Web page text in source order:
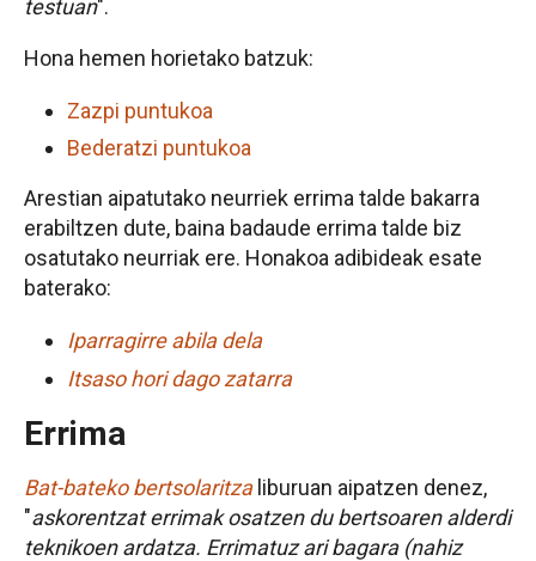
testuan".
Hona hemen horietako batzuk:
Zazpi puntukoa
Bederatzi puntukoa
Arestian aipatutako neurriek errima talde bakarra
erabiltzen dute, baina badaude errima talde biz
osatutako neurriak ere. Honakoa adibideak esate
baterako:
Iparragirre abila dela
Itsaso hori dago zatarra
Errima
Bat-bateko bertsolaritzaliburuan aipatzen denez,
"askorentzat errimak osatzen du bertsoaren alderdi
teknikoen ardatza. Errimatuz ari bagara (nahiz